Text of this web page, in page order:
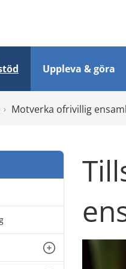
Uppleva & göra
Motverka ofrivillig
Undermeny: Socialt